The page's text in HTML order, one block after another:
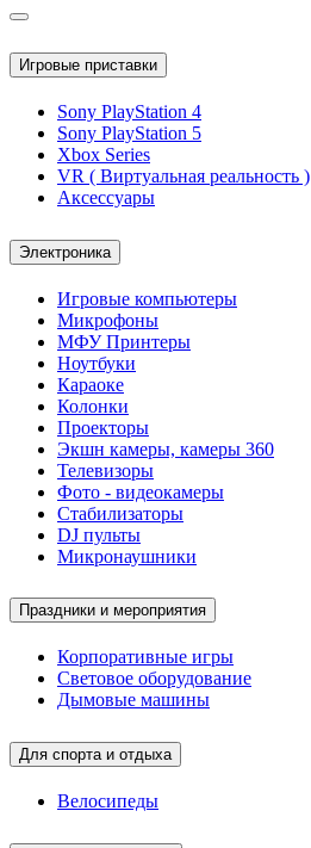
Игровые приставки
Sony PlayStation 4
Sony PlayStation 5
Xbox Series
VR ( Виртуальная реальность )
Аксессуары
Электроника
Игровые компьютеры
Микрофоны
МФУ Принтеры
Ноутбуки
Караоке
Колонки
Проекторы
Экшн камеры, камеры 360
Телевизоры
Фото - видеокамеры
Стабилизаторы
DJ пульты
Микронаушники
Праздники и мероприятия
Корпоративные игры
Световое оборудование
Дымовые машины
Для спорта и отдыха
Велосипеды